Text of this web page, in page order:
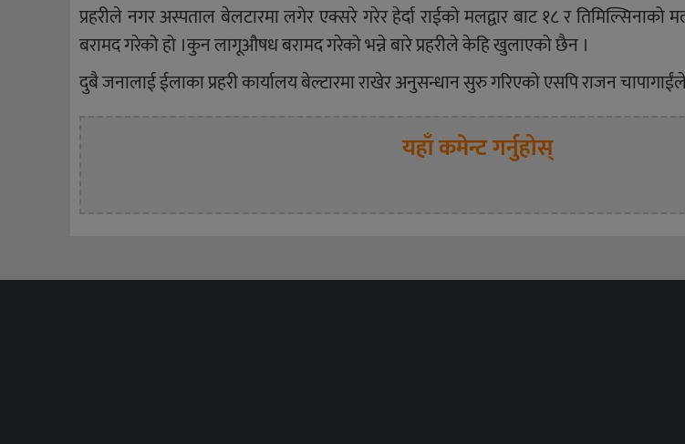
प्रहरीले नगर अस्पताल बेलटारमा लगेर एक्सरे गरेर हेर्दा राईको मलद्वार बाट १८ र
बरामद गरेको हो ।कुन लागूऔषध बरामद गरेको भन्ने बारे प्रहरीले केहि खुलाएको छैन ।
दुबै जनालाई ईलाका प्रहरी कार्यालय बेल्टारमा राखेर अनुसन्धान सुरु गरिएको एसपि राजन
यहाँ कमेन्ट गर्नुहोस्